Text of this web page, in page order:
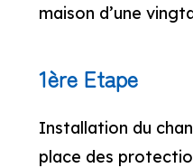
maison d’une
1ère Etape
Installation du
place des